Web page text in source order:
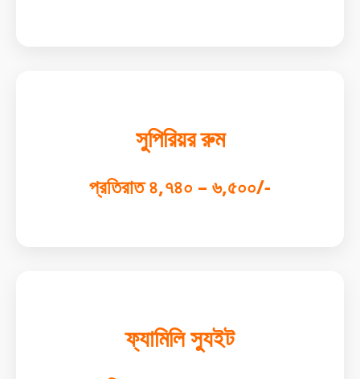
সুপিরিয়র রুম
প্রতিরাত ৪,৭৪০ – ৬,৫০০/-
ফ্যামিলি স্যুইট